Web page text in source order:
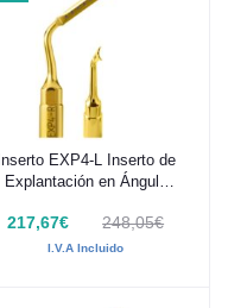
Añadir al carrito
Inserto EXP4-L Inserto de
Explantación en Ángulo
217,67€ 248,05€
I.V.A Incluido